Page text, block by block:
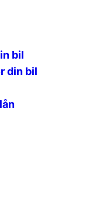
bil
din bil